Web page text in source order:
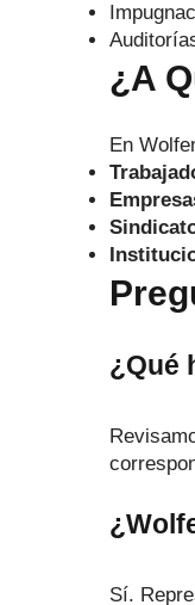
¿A
En
¿Qué
Sí.